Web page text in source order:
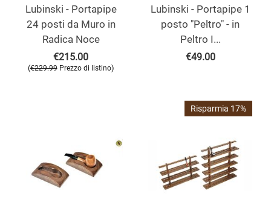
Lubinski - Portapipe
24 posti da Muro in
Radica Noce
€215.00
(€229.99 Prezzo di listino)
Lubinski - Portapipe 1
posto "Peltro" - in
Peltro I...
€49.00
Risparmia 17%